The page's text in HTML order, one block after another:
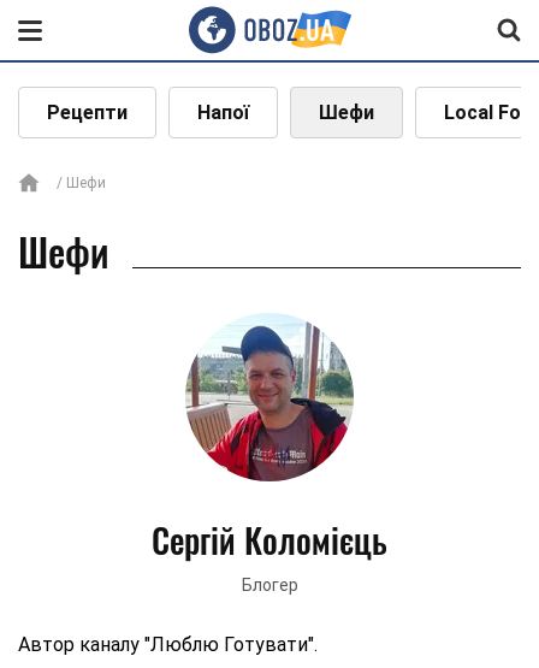
Рецепти Напої Шефи Local
Шефи
Шефи
Сергій Коломієць
Блогер
Автор каналу "Люблю Готувати".